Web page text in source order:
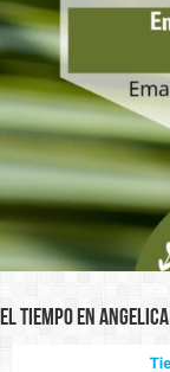
El Tiempo en Angelica